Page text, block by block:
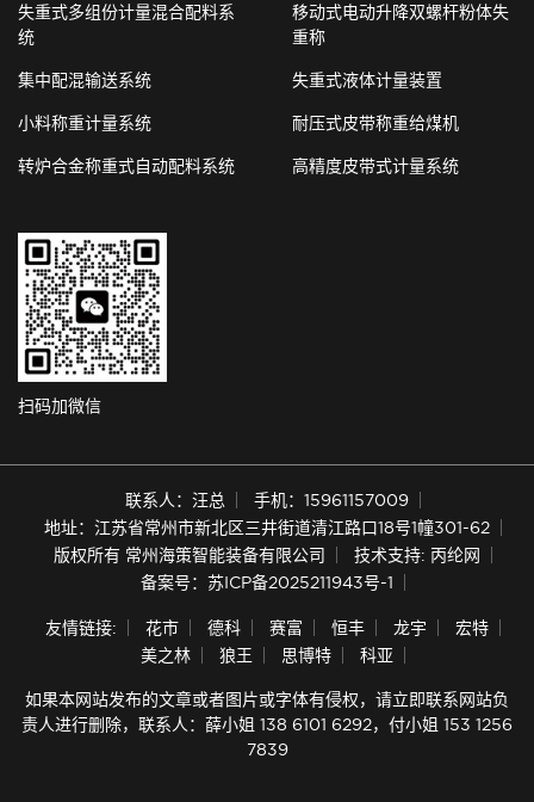
失重式多组份计量混合配料系
统
移动式电动升降双螺杆粉体失
重称
集中配混输送系统 失重式液体计量装置
小料称重计量系统 耐压式皮带称重给煤机
转炉合金称重式自动配料系统 高精度皮带式计量系统
扫码加微信
联系人：汪总
手机：15961157009
地址：江苏省常州市新北区三井街道清江路口18号1幢301-62
版权所有 常州海策智能装备有限公司
技术支持: 丙纶网
备案号：苏ICP备2025211943号-1
友情链接: 花市 德科 赛富 恒丰 龙宇
宏特
美之林
狼王 思博特 科亚
如果本网站发布的文章或者图片或字体有侵权，请立即联系网站负
责人进行删除，联系人：薛小姐 138 6101 6292，付小姐 153 1256
7839